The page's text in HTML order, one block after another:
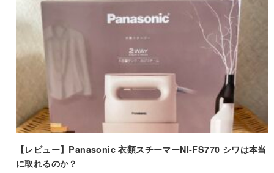
【レビュー】Panasonic 衣類スチーマーNI-FS770 シワは本当
に取れるのか？